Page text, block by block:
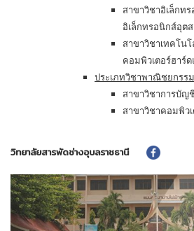
สาขาวิชาอิเล็กท
อิเล็กทรอนิกส์อุต
สาขาวิชาเทคโน
คอมพิวเตอร์ฮาร์ด
ประเภทวิชาพาณิชยกรรม
สาขาวิชาการบัญชี
สาขาวิชาคอมพิว
วิทยาลัยสารพัดช่างอุบลราชธานี